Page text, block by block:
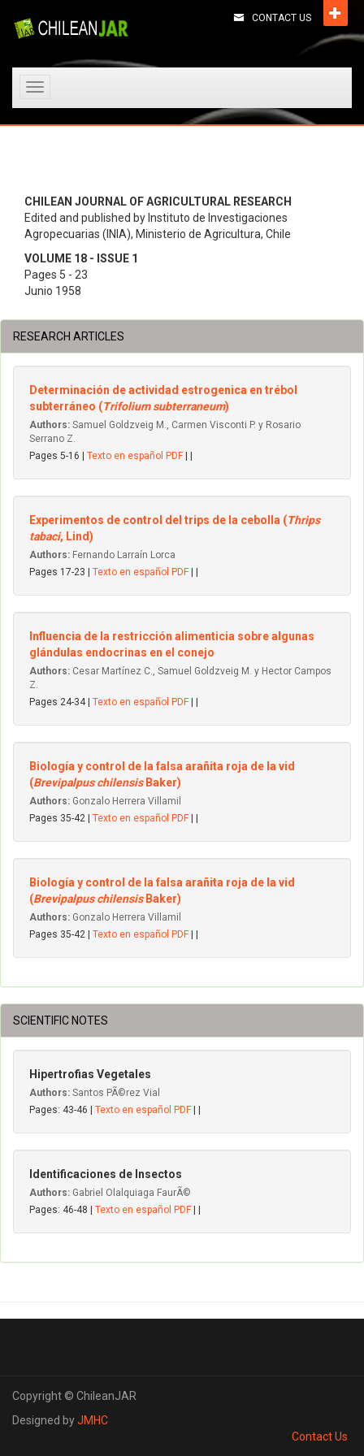
CONTACT US
Toggle
CHILEAN JOURNAL OF AGRICULTURAL RESEARCH
Edited and published by Instituto de Investigaciones
Agropecuarias (INIA), Ministerio de Agricultura, Chile
VOLUME 18 - ISSUE 1
Pages 5 - 23
Junio 1958
RESEARCH ARTICLES
Determinación de actividad estrogenica en trébol
subterráneo (Trifolium subterraneum)
Authors: Samuel Goldzveig M., Carmen Visconti P. y Rosario
Serrano Z.
Pages 5-16 | Texto en español PDF
Experimentos de control del trips de la cebolla (Thrips
tabaci, Lind)
Authors: Fernando Larraín Lorca
Pages 17-23 | Texto en español PDF
Influencia de la restricción alimenticia sobre algunas
glándulas endocrinas en el conejo
Authors: Cesar Martínez C., Samuel Goldzveig M. y Hector Campos
Z.
Pages 24-34 | Texto en español PDF
Biología y control de la falsa arañita roja de la vid
(Brevipalpus chilensisBaker)
Authors: Gonzalo Herrera Villamil
Pages 35-42 | Texto en español PDF
Biología y control de la falsa arañita roja de la vid
(Brevipalpus chilensisBaker)
Authors: Gonzalo Herrera Villamil
Pages 35-42 | Texto en español PDF
SCIENTIFIC NOTES
Hipertrofias Vegetales
Authors: Santos PÃ©rez Vial
Pages: 43-46 | Texto en español PDF
Identificaciones de Insectos
Authors: Gabriel Olalquiaga FaurÃ©
Pages: 46-48 | Texto en español PDF
Copyright © ChileanJAR
Designed byJMHC
Contact Us